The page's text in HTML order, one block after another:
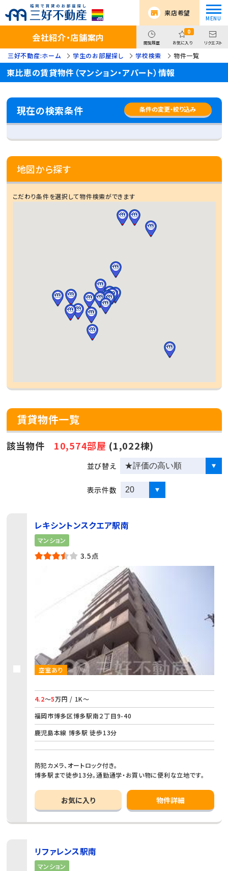
来店希望
会社紹介・店舗案内 閲覧履歴
0
お気に入り リクエスト
三好不動産:ホーム 学生のお部屋探し 学校検索 物件一覧
東比恵の賃貸物件（マンション・アパート）情報
賃貸物件一覧
該当物件 10,574部屋 (1,022棟)
並び替え
表示件数
レキシントンスクエア駅南
マンション
3.5点
空室あり
4.2～5万円 / 1K～
福岡市博多区博多駅南２丁目9-40
鹿児島本線 博多駅 徒歩13分
防犯カメラ、オートロック付き。
博多駅まで徒歩13分。通勤通学・お買い物に便利な立地です。
お気に入り 物件詳細
リファレンス駅南
マンション
現在の検索条件 条件の変更・絞り込み
地図から探す
こだわり条件を選択して物件検索ができます